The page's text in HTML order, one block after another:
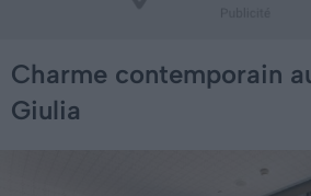
Charme contemporain
Giulia